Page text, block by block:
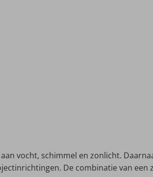
vocht, schimmel en zonlicht.
De combinatie van een